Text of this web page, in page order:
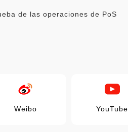
de las operaciones de PoS
Weibo YouTube